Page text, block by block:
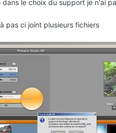
le choix du support je n'ai
pas ci joint plusieurs fichiers